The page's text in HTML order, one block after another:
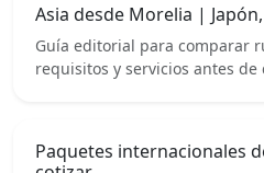
Asia desde Morelia |
Guía editorial para comparar
requisitos y servicios antes
Paquetes internacionales